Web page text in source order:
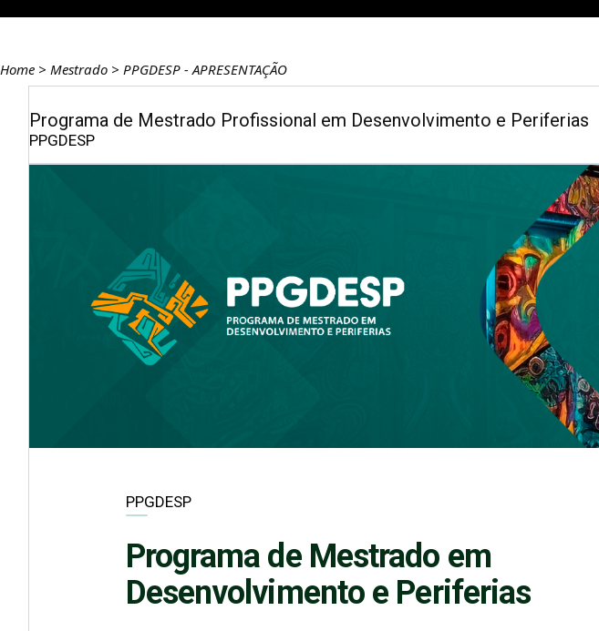
Home > Mestrado > PPGDESP - APRESENTAÇÃO
Programa de Mestrado Profissional em Desenvolvimento e Periferias
PPGDESP
PPGDESP
Programa de Mestrado em
Desenvolvimento e Periferias